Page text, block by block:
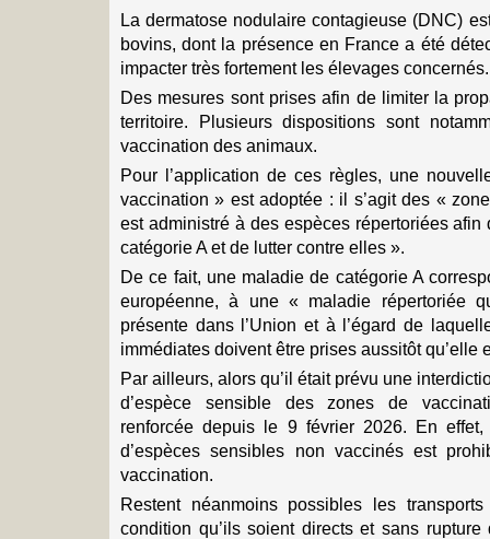
La dermatose nodulaire contagieuse (DNC)
bovins, dont la présence en France a été
impacter très fortement les élevages concernés.
Des mesures sont prises afin de limiter la
territoire. Plusieurs dispositions sont
vaccination des animaux.
Pour l’application de ces règles, une
vaccination » est adoptée : il s’agit des «
est administré à des espèces répertoriées
catégorie A et de lutter contre elles ».
De ce fait, une maladie de catégorie A
européenne, à une « maladie répertoriée
présente dans l’Union et à l’égard de
immédiates doivent être prises aussitôt qu’elle
Par ailleurs, alors qu’il était prévu une
d’espèce sensible des zones de
renforcée depuis le 9 février 2026. En effet,
d’espèces sensibles non vaccinés est
vaccination.
Restent néanmoins possibles les
condition qu’ils soient directs et sans rupture